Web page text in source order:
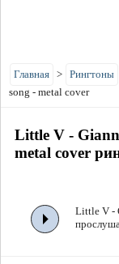
Главная > Рингтоны
song - metal cover
Little V -
metal cover
Little V -